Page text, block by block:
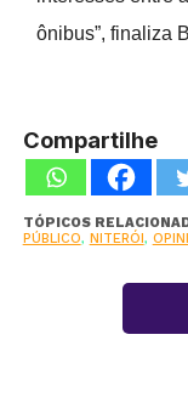
ônibus”, finaliza
Compartilhe
TÓPICOS
PÚBLICO, NITERÓI,